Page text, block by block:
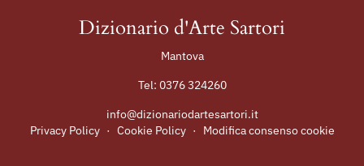
Dizionario d'Arte Sartori
Mantova
Tel: 0376 324260
info@dizionariodartesartori.it
Privacy Policy · Cookie Policy · Modifica consenso cookie